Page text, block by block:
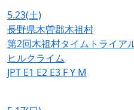
5.23(土)
長野県木曽郡木祖村
第2回木祖村タイムトライア
ヒルクライム
JPT E1 E2 E3 FY M